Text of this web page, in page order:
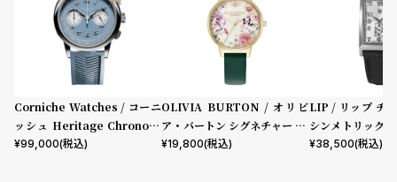
Corniche Watches / コーニ
ッシュ Heritage Chronogr
aph Visage ステンレス
¥99,000(税込)
OLIVIA BURTON / オリビ
ア・バートン シグネチャー 30
mm イラストレイテッド フロ
¥19,800(税込)
LIP / リップ チ
シンメトリック
ック型押しレザー
¥38,500(税込)